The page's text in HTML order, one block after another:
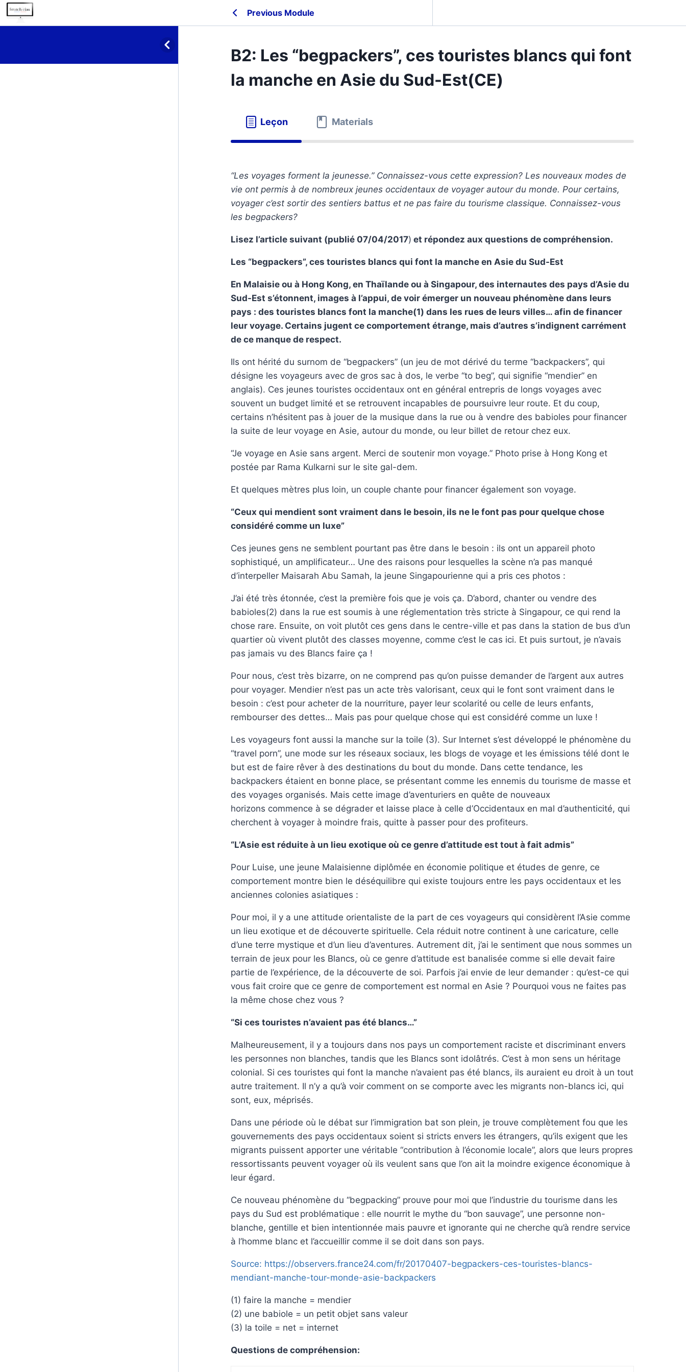
Previous Module
B2: Les “begpackers”, ces touristes blancs qui font
la manche en Asie du Sud-Est(CE)
Leçon Materials
“Les voyages forment la jeunesse.” Connaissez-vous cette expression? Les nouveaux modes de
vie ont permis à de nombreux jeunes occidentaux de voyager autour du monde. Pour certains,
voyager c’est sortir des sentiers battus et ne pas faire du tourisme classique. Connaissez-vous
les begpackers?
Lisez l’article suivant (publié 07/04/2017) et répondez aux questions de compréhension.
Les “begpackers”, ces touristes blancs qui font la manche en Asie du Sud-Est
En Malaisie ou à Hong Kong, en Thaïlande ou à Singapour, des internautes des pays d’Asie du
Sud-Est s’étonnent, images à l’appui, de voir émerger un nouveau phénomène dans leurs
pays : des touristes blancs font la manche(1) dans les rues de leurs villes… afin de financer
leur voyage. Certains jugent ce comportement étrange, mais d’autres s’indignent carrément
de ce manque de respect.
Ils ont hérité du surnom de “begpackers” (un jeu de mot dérivé du terme “backpackers”, qui
désigne les voyageurs avec de gros sac à dos, le verbe “to beg”, qui signifie “mendier” en
anglais). Ces jeunes touristes occidentaux ont en général entrepris de longs voyages avec
souvent un budget limité et se retrouvent incapables de poursuivre leur route. Et du coup,
certains n’hésitent pas à jouer de la musique dans la rue ou à vendre des babioles pour financer
la suite de leur voyage en Asie, autour du monde, ou leur billet de retour chez eux.
“Je voyage en Asie sans argent. Merci de soutenir mon voyage.” Photo prise à Hong Kong et
postée par Rama Kulkarni sur le site gal-dem.
Et quelques mètres plus loin, un couple chante pour financer également son voyage.
“Ceux qui mendient sont vraiment dans le besoin, ils ne le font pas pour quelque chose
considéré comme un luxe”
Ces jeunes gens ne semblent pourtant pas être dans le besoin : ils ont un appareil photo
sophistiqué, un amplificateur… Une des raisons pour lesquelles la scène n’a pas manqué
d’interpeller Maisarah Abu Samah, la jeune Singapourienne qui a pris ces photos :
J’ai été très étonnée, c’est la première fois que je vois ça. D’abord, chanter ou vendre des
babioles(2) dans la rue est soumis à une réglementation très stricte à Singapour, ce qui rend la
chose rare. Ensuite, on voit plutôt ces gens dans le centre-ville et pas dans la station de bus d’un
quartier où vivent plutôt des classes moyenne, comme c’est le cas ici. Et puis surtout, je n’avais
pas jamais vu des Blancs faire ça !
Pour nous, c’est très bizarre, on ne comprend pas qu’on puisse demander de l’argent aux autres
pour voyager. Mendier n’est pas un acte très valorisant, ceux qui le font sont vraiment dans le
besoin : c’est pour acheter de la nourriture, payer leur scolarité ou celle de leurs enfants,
rembourser des dettes… Mais pas pour quelque chose qui est considéré comme un luxe !
Les voyageurs font aussi la manche sur la toile (3). Sur Internet s’est développé le phénomène du
“travel porn”, une mode sur les réseaux sociaux, les blogs de voyage et les émissions télé dont le
but est de faire rêver à des destinations du bout du monde. Dans cette tendance, les
backpackers étaient en bonne place, se présentant comme les ennemis du tourisme de masse et
des voyages organisés. Mais cette image d’aventuriers en quête de nouveaux
horizons commence à se dégrader et laisse place à celle d’Occidentaux en mal d’authenticité, qui
cherchent à voyager à moindre frais, quitte à passer pour des profiteurs.
“L’Asie est réduite à un lieu exotique où ce genre d’attitude est tout à fait admis”
Pour Luise, une jeune Malaisienne diplômée en économie politique et études de genre, ce
comportement montre bien le déséquilibre qui existe toujours entre les pays occidentaux et les
anciennes colonies asiatiques :
Pour moi, il y a une attitude orientaliste de la part de ces voyageurs qui considèrent l’Asie comme
un lieu exotique et de découverte spirituelle. Cela réduit notre continent à une caricature, celle
d’une terre mystique et d’un lieu d’aventures. Autrement dit, j’ai le sentiment que nous sommes un
terrain de jeux pour les Blancs, où ce genre d’attitude est banalisée comme si elle devait faire
partie de l’expérience, de la découverte de soi. Parfois j’ai envie de leur demander : qu’est-ce qui
vous fait croire que ce genre de comportement est normal en Asie ? Pourquoi vous ne faites pas
la même chose chez vous ?
“Si ces touristes n’avaient pas été blancs…”
Malheureusement, il y a toujours dans nos pays un comportement raciste et discriminant envers
les personnes non blanches, tandis que les Blancs sont idolâtrés. C’est à mon sens un héritage
colonial. Si ces touristes qui font la manche n’avaient pas été blancs, ils auraient eu droit à un tout
autre traitement. Il n’y a qu’à voir comment on se comporte avec les migrants non-blancs ici, qui
sont, eux, méprisés.
Dans une période où le débat sur l’immigration bat son plein, je trouve complètement fou que les
gouvernements des pays occidentaux soient si stricts envers les étrangers, qu’ils exigent que les
migrants puissent apporter une véritable “contribution à l’économie locale”, alors que leurs propres
ressortissants peuvent voyager où ils veulent sans que l’on ait la moindre exigence économique à
leur égard.
Ce nouveau phénomène du “begpacking” prouve pour moi que l’industrie du tourisme dans les
pays du Sud est problématique : elle nourrit le mythe du “bon sauvage”, une personne non-
blanche, gentille et bien intentionnée mais pauvre et ignorante qui ne cherche qu’à rendre service
à l’homme blanc et l’accueillir comme il se doit dans son pays.
Source: https://observers.france24.com/fr/20170407-begpackers-ces-touristes-blancs-
mendiant-manche-tour-monde-asie-backpackers
(1) faire la manche = mendier
(2) une babiole = un petit objet sans valeur
(3) la toile = net = internet
Questions de compréhension: